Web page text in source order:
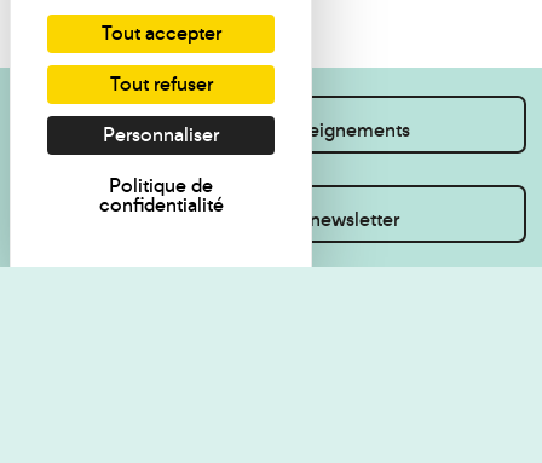
Je souhaite des renseignements
Inscrivez-vous à la newsletter
Tout accepter
Tout refuser
Personnaliser
Politique de
confidentialité